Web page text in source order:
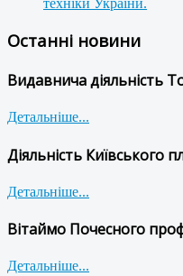
техніки України.
Останні новини
Видавнича діяльність
Детальніше...
Діяльність Київського
Детальніше...
Вітаймо Почесного
Детальніше...